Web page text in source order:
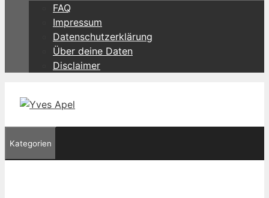
FAQ
Impressum
Datenschutzerklärung
Über deine Daten
Disclaimer
Kategorien